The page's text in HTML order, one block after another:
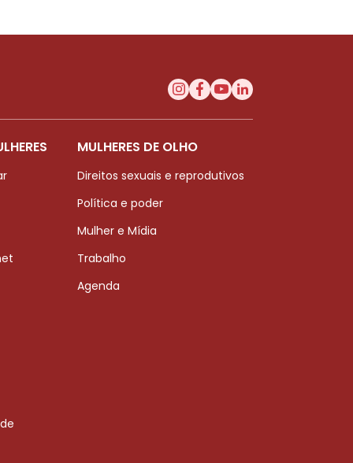
MULHERES DE OLHO
Direitos sexuais e reprodutivos
Política e poder
Mulher e Mídia
Trabalho
Agenda